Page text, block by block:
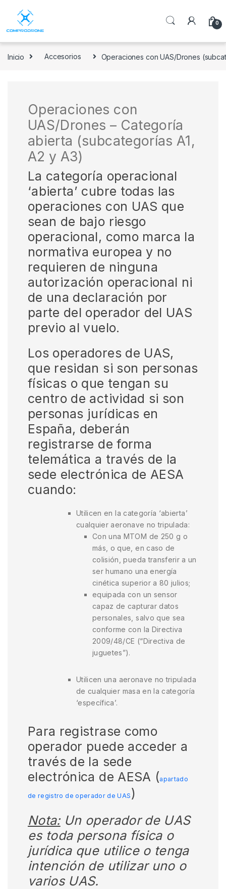
0
Inicio Accesorios Operaciones con UAS/Drones
Operaciones con
UAS/Drones – Categoría
abierta (subcategorías A1,
A2 y A3)
La categoría operacional
‘abierta’ cubre todas las
operaciones con UAS que
sean de bajo riesgo
operacional, como marca la
normativa europea y no
requieren de ninguna
autorización operacional ni
de una declaración por
parte del operador del UAS
previo al vuelo.
Los operadores de UAS,
que residan si son personas
físicas o que tengan su
centro de actividad si son
personas jurídicas en
España, deberán
registrarse de forma
telemática a través de la
sede electrónica de AESA
cuando:
Utilicen en la categoría ‘abierta’
cualquier aeronave no tripulada:
Con una MTOM de 250 g o
más, o que, en caso de
colisión, pueda transferir a un
ser humano una energía
cinética superior a 80 julios;
equipada con un sensor
capaz de capturar datos
personales, salvo que sea
conforme con la Directiva
2009/48/CE (“Directiva de
juguetes”).
Utilicen una aeronave no tripulada
de cualquier masa en la categoría
‘específica’.
Para registrase como
operador puede acceder a
través de la sede
electrónica de AESA (apartado
de registro de operador de UAS )
Nota: Un operador de UAS
es toda persona física o
jurídica que utilice o tenga
intención de utilizar uno o
varios UAS.